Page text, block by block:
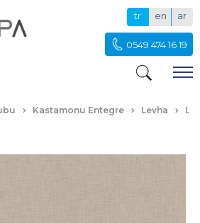
tr en ar
0549 474 16 19
Kastamonu Entegre Levha